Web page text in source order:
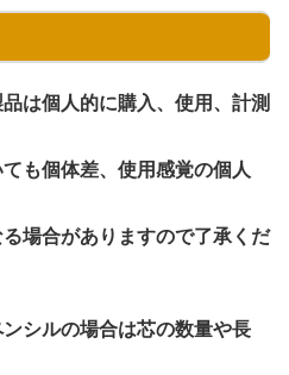
は個人的に購入、使用、計測
も個体差、使用感覚の個人
場合がありますので了承くだ
シルの場合は芯の数量や長